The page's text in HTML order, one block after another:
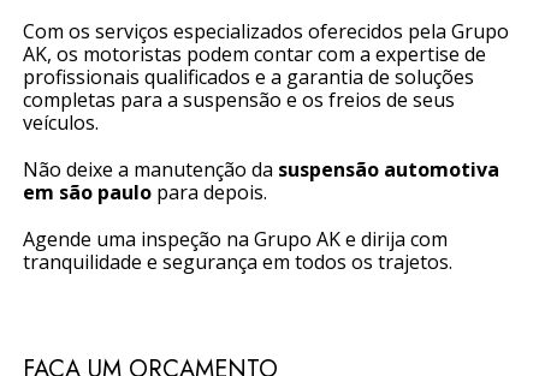
Com os serviços especializados oferecidos pela Grupo
AK, os motoristas podem contar com a expertise de
profissionais qualificados e a garantia de soluções
completas para a suspensão e os freios de seus
veículos.
Não deixe a manutenção da suspensão automotiva
em são paulo para depois.
Agende uma inspeção na Grupo AK e dirija com
tranquilidade e segurança em todos os trajetos.